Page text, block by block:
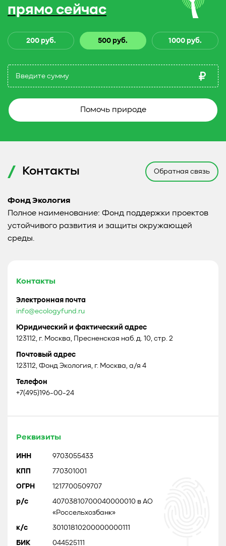
прямо сейчас
200 руб. 500 руб. 1000 руб.
Помочь природе
Контакты Обратная связь
Фонд Экология
Полное наименование: Фонд поддержки проектов
устойчивого развития и защиты окружающей
среды.
Контакты
Электронная почта
info@ecologyfund.ru
Юридический и фактический адрес
123112, г. Москва, Пресненская наб. д. 10, стр. 2
Почтовый адрес
123112, Фонд Экология, г. Москва, а/я 4
Телефон
+7(495)196-00-24
Реквизиты
ИНН 9703055433
КПП 770301001
ОГРН 1217700509707
р/с
40703810700040000010 в АО
«Россельхозбанк»
к/с 30101810200000000111
БИК 044525111